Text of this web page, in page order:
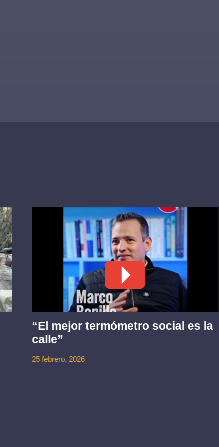
“El mejor termómetro social es la
calle”
25 febrero, 2026